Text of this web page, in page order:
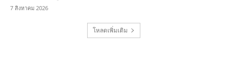
7 สิงหาคม 2026
โหลดเพิ่มเติม